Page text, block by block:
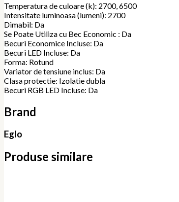
Temperatura de culoare (k): 2700, 6500
Intensitate luminoasa (lumeni): 2700
Dimabil: Da
Se Poate Utiliza cu Bec Economic : Da
Becuri Economice Incluse: Da
Becuri LED Incluse: Da
Forma: Rotund
Variator de tensiune inclus: Da
Clasa protectie: Izolatie dubla
Becuri RGB LED Incluse: Da
Brand
Eglo
Produse similare